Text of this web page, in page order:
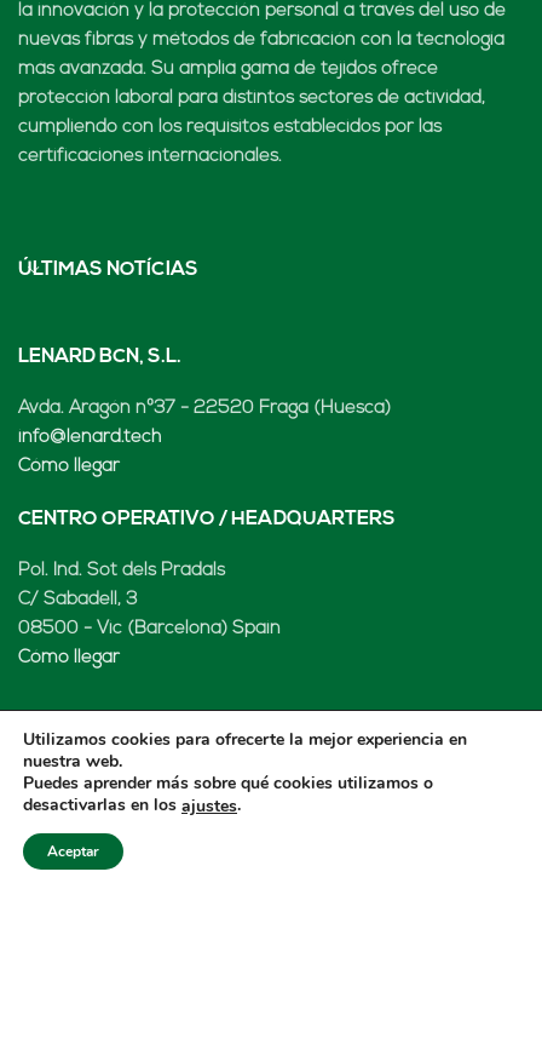
la innovación y la protección personal a través del uso de
nuevas fibras y métodos de fabricación con la tecnología
más avanzada. Su amplia gama de tejidos ofrece
protección laboral para distintos sectores de actividad,
cumpliendo con los requisitos establecidos por las
certificaciones internacionales.
ÚLTIMAS NOTÍCIAS
LENARD BCN, S.L.
Avda. Aragón nº37 - 22520 Fraga (Huesca)
info@lenard.tech
Cómo llegar
CENTRO OPERATIVO / HEADQUARTERS
Pol. Ind. Sot dels Pradals
C/ Sabadell, 3
08500 - Vic (Barcelona) Spain
Cómo llegar
LENARD MX, S de RL de CV
Rio Atoyac 30. Parque Industrial Empresarial
Cuautlancingo
Cuautlancingo, 72730 Puebla (México)
Utilizamos cookies para ofrecerte la mejor experiencia en
nuestra web.
Puedes aprender más sobre qué cookies utilizamos o
desactivarlas en los ajustes.
Aceptar